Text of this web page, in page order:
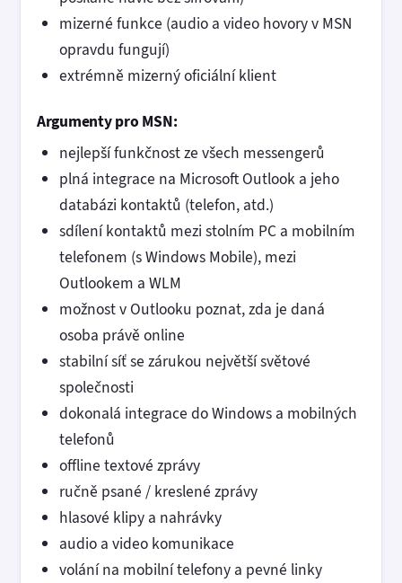
mizerné funkce (audio a video hovory v MSN
opravdu fungují)
extrémně mizerný oficiální klient
Argumenty pro MSN:
nejlepší funkčnost ze všech messengerů
plná integrace na Microsoft Outlook a jeho
databázi kontaktů (telefon, atd.)
sdílení kontaktů mezi stolním PC a mobilním
telefonem (s Windows Mobile), mezi
Outlookem a WLM
možnost v Outlooku poznat, zda je daná
osoba právě online
stabilní síť se zárukou největší světové
společnosti
dokonalá integrace do Windows a mobilných
telefonů
offline textové zprávy
ručně psané / kreslené zprávy
hlasové klipy a nahrávky
audio a video komunikace
volání na mobilní telefony a pevné linky